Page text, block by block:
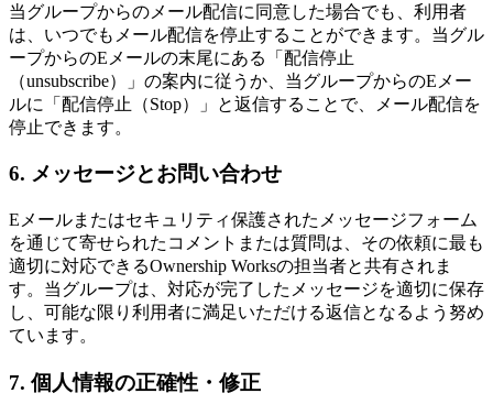
当グループからのメール配信に同意した場合でも、利用者
は、いつでもメール配信を停止することができます。当グル
ープからのEメールの末尾にある「配信停止
（unsubscribe）」の案内に従うか、当グループからのEメー
ルに「配信停止（Stop）」と返信することで、メール配信を
停止できます。
6. メッセージとお問い合わせ
Eメールまたはセキュリティ保護されたメッセージフォーム
を通じて寄せられたコメントまたは質問は、その依頼に最も
適切に対応できるOwnership Worksの担当者と共有されま
す。当グループは、対応が完了したメッセージを適切に保存
し、可能な限り利用者に満足いただける返信となるよう努め
ています。
7. 個人情報の正確性・修正